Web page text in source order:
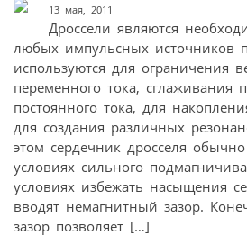
13 мая, 2011
Дроссели являются
любых импульсных источников
используются для ограничения
переменного тока, сглаживания
постоянного тока, для
для создания различных
этом сердечник дросселя
условиях сильного
условиях избежать насыщения
вводят немагнитный зазор.
зазор позволяет […]